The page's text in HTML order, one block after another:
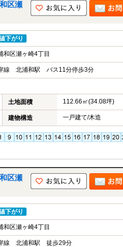
区瀬
下がり
和区瀬ヶ崎4丁目
線 北浦和駅 バス11分停歩3分
土地面積 112.66㎡(34.08坪)
建物構造 一戸建て/木造
区瀬
下がり
和区瀬ヶ崎4丁目
岸線 北浦和駅 徒歩29分